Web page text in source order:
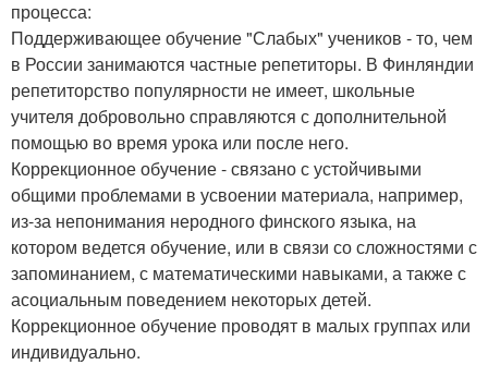
процесса:
Поддерживающее обучение "Слабых" учеников - то, чем
в России занимаются частные репетиторы. В Финляндии
репетиторство популярности не имеет, школьные
учителя добровольно справляются с дополнительной
помощью во время урока или после него.
Коррекционное обучение - связано с устойчивыми
общими проблемами в усвоении материала, например,
из-за непонимания неродного финского языка, на
котором ведется обучение, или в связи со сложностями с
запоминанием, с математическими навыками, а также с
асоциальным поведением некоторых детей.
Коррекционное обучение проводят в малых группах или
индивидуально.